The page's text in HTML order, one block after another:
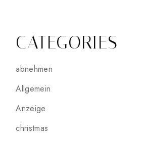
CATEGORIES
abnehmen
Allgemein
Anzeige
christmas